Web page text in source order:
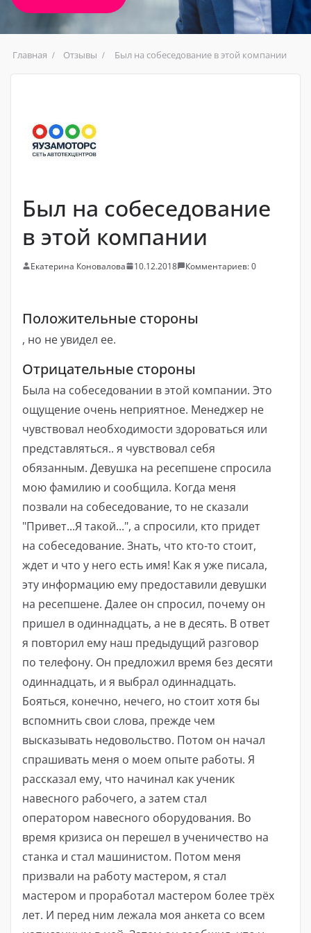
Главная Отзывы Был на собеседование в этой компании
Был на собеседование
в этой компании
Екатерина Коновалова 10.12.2018 Комментариев: 0
Положительные стороны
, но не увидел ее.
Отрицательные стороны
Была на собеседовании в этой компании. Это
ощущение очень неприятное. Менеджер не
чувствовал необходимости здороваться или
представляться.. я чувствовал себя
обязанным. Девушка на ресепшене спросила
мою фамилию и сообщила. Когда меня
позвали на собеседование, то не сказали
"Привет...Я такой...", а спросили, кто придет
на собеседование. Знать, что кто-то стоит,
ждет и что у него есть имя! Как я уже писала,
эту информацию ему предоставили девушки
на ресепшене. Далее он спросил, почему он
пришел в одиннадцать, а не в десять. В ответ
я повторил ему наш предыдущий разговор
по телефону. Он предложил время без десяти
одиннадцать, и я выбрал одиннадцать.
Бояться, конечно, нечего, но стоит хотя бы
вспомнить свои слова, прежде чем
высказывать недовольство. Потом он начал
спрашивать меня о моем опыте работы. Я
рассказал ему, что начинал как ученик
навесного рабочего, а затем стал
оператором навесного оборудования. Во
время кризиса он перешел в ученичество на
станка и стал машинистом. Потом меня
призвали на работу мастером, я стал
мастером и проработал мастером более трёх
лет. И перед ним лежала моя анкета со всем